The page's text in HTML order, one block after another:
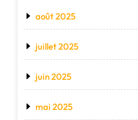
août 2025
juillet 2025
juin 2025
mai 2025